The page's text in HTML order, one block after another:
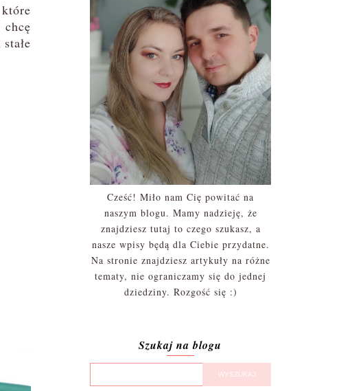
Cześć! Miło nam Cię powitać na
naszym blogu. Mamy nadzieję, że
znajdziesz tutaj to czego szukasz, a
nasze wpisy będą dla Ciebie przydatne.
Na stronie znajdziesz artykuły na różne
tematy, nie ograniczamy się do jednej
dziedziny. Rozgość się :)
Szukaj na blogu